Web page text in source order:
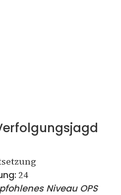
24
Niveau OPS